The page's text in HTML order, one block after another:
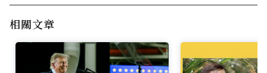
相關文章